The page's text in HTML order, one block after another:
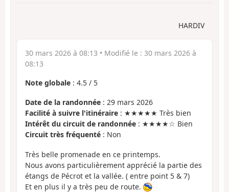
HARDIV
30 mars 2026 à 08:13 • Modifié le : 30 mars 2026 à
08:13
Note globale : 4.5 / 5
Date de la randonnée : 29 mars 2026
Facilité à suivre l'itinéraire : ★★★★★ Très bien
Intérêt du circuit de randonnée : ★★★★☆ Bien
Circuit très fréquenté : Non
Très belle promenade en ce printemps.
Nous avons particulièrement apprécié la partie des
étangs de Pécrot et la vallée. ( entre point 5 & 7)
Et en plus il y a très peu de route.